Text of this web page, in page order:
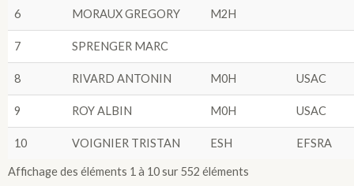
6 MORAUX GREGORY M2H
7 SPRENGER MARC
8 RIVARD ANTONIN M0H USAC
9 ROY ALBIN M0H USAC
10 VOIGNIER TRISTAN ESH EFSRA
Affichage des éléments 1 à 10 sur 552 éléments